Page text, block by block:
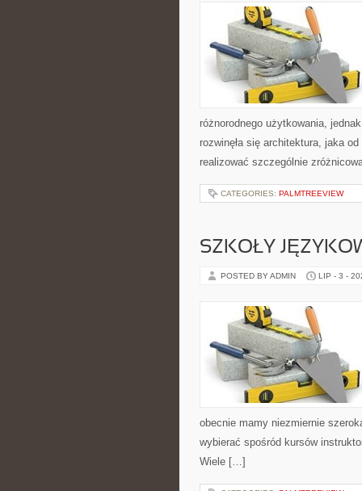
różnorodnego użytkowania,
rozwinęła się architektura, jaka
realizować szczególnie
CATEGORIES: PALMTREEVIEW
SZKOŁY
POSTED BY ADMIN LIP - 3 -
obecnie mamy niezmiernie
wybierać spośród kursów
Wiele […]